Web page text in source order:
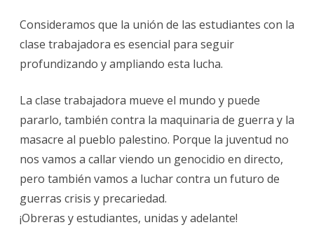
Consideramos que la unión de las estudiantes con la
clase trabajadora es esencial para seguir
profundizando y ampliando esta lucha.
La clase trabajadora mueve el mundo y puede
pararlo, también contra la maquinaria de guerra y la
masacre al pueblo palestino. Porque la juventud no
nos vamos a callar viendo un genocidio en directo,
pero también vamos a luchar contra un futuro de
guerras crisis y precariedad.
¡Obreras y estudiantes, unidas y adelante!